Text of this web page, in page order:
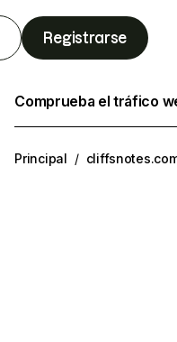
Registrarse
Comprueba el tráfico
Principal /